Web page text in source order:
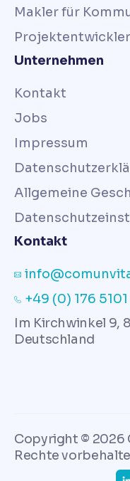
Makler für
Unternehmen
Kontakt
Jobs
Impressum
Allgemeine
Kontakt
+49 (0) 176
Im Kirchwinkel 9,
Deutschland
Copyright © 2026
Rechte